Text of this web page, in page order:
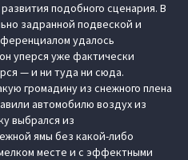
подобного сценария. В
задранной подвеской и
удалось
уперся уже фактически
— и ни туда ни сюда.
громадину из снежного плена
автомобилю воздух из
выбрался из
ямы без какой-либо
месте и с эффектными